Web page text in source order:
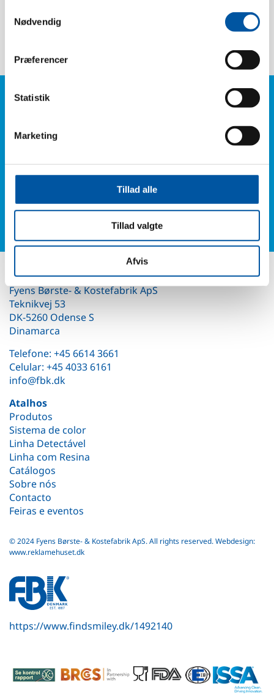
Nødvendig
Præferencer
Statistik
Marketing
Tillad alle
Tillad valgte
Afvis
Tariff Number:
Ou preencha nosso formulário de contato e você
Formulário de Contato
Contate-nos
Fyens Børste- & Kostefabrik ApS
Teknikvej 53
DK-5260 Odense S
Dinamarca
Telefone: +45 6614 3661
Celular: +45 4033 6161
info@fbk.dk
Atalhos
Produtos
Sistema de color
Linha Detectável
Linha com Resina
Catálogos
Sobre nós
Contacto
Feiras e eventos
© 2024 Fyens Børste- & Kostefabrik ApS. All rights reserved.Webdesign:
www.reklamehuset.dk
fbk
https://www.findsmiley.dk/1492140